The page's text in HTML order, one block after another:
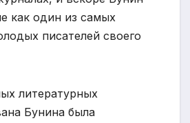
как один из самых
писателей своего
литературных
Бунина была